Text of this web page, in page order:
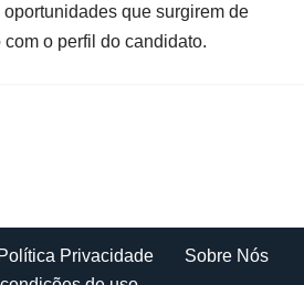
oportunidades que surgirem de
com o perfil do candidato.
Política Privacidade
Sobre Nós